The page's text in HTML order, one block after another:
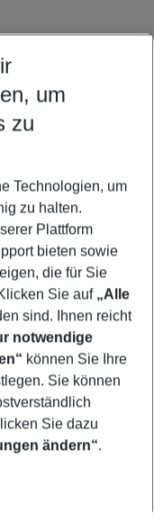
um
zu
Technologien, um
zu halten.
Plattform
bieten sowie
die für Sie
Sie auf „Alle
sind. Ihnen reicht
notwendige
können Sie Ihre
Sie können
Sie dazu
ändern“.